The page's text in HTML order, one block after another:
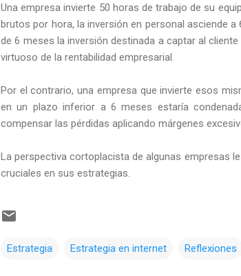
Una empresa invierte 50 horas de trabajo de su
brutos por hora, la inversión en personal asciende
de 6 meses la inversión destinada a captar al
virtuoso de la rentabilidad empresarial.
Por el contrario, una empresa que invierte esos
en un plazo inferior a 6 meses estaría
compensar las pérdidas aplicando márgenes
La perspectiva cortoplacista de algunas empresas
cruciales en sus estrategias.
Estrategia Estrategia en internet Reflexiones